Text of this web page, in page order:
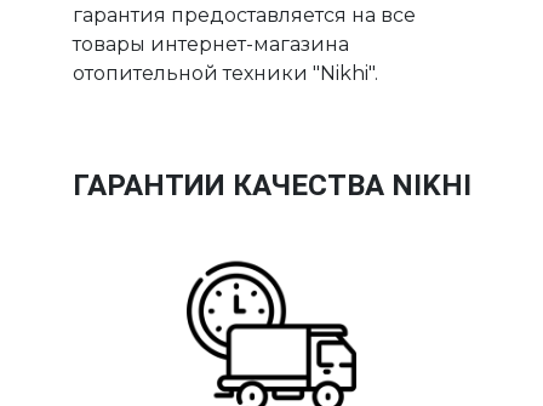
гарантия предоставляется на все
товары интернет-магазина
отопительной техники "Nikhi".
ГАРАНТИИ КАЧЕСТВА NIKHI